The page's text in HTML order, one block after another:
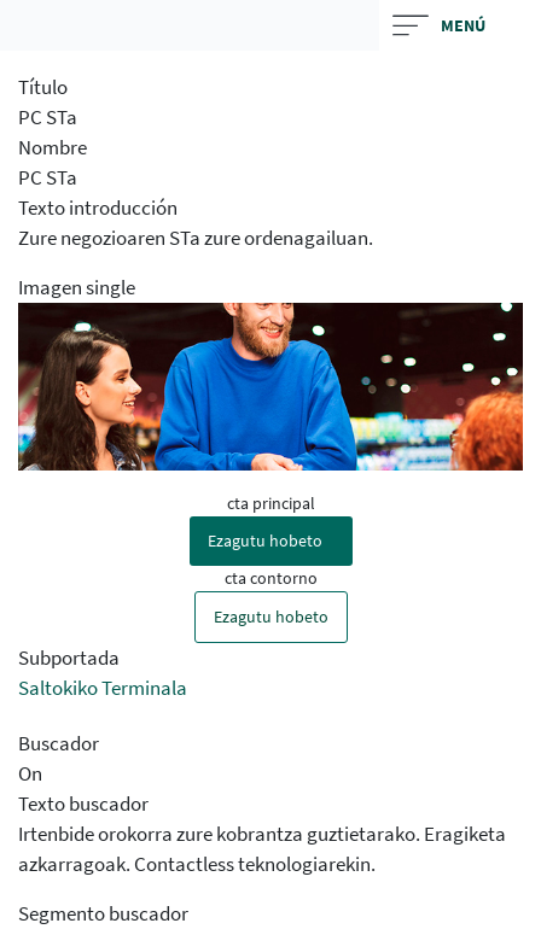
MENÚ
Título
PC STa
Nombre
PC STa
Texto introducción
Zure negozioaren STa zure ordenagailuan.
Imagen single
cta principal
Ezagutu hobeto
cta contorno
Ezagutu hobeto
Subportada
Saltokiko Terminala
Buscador
On
Texto buscador
Irtenbide orokorra zure kobrantza guztietarako. Eragiketa
azkarragoak. Contactless teknologiarekin.
Segmento buscador